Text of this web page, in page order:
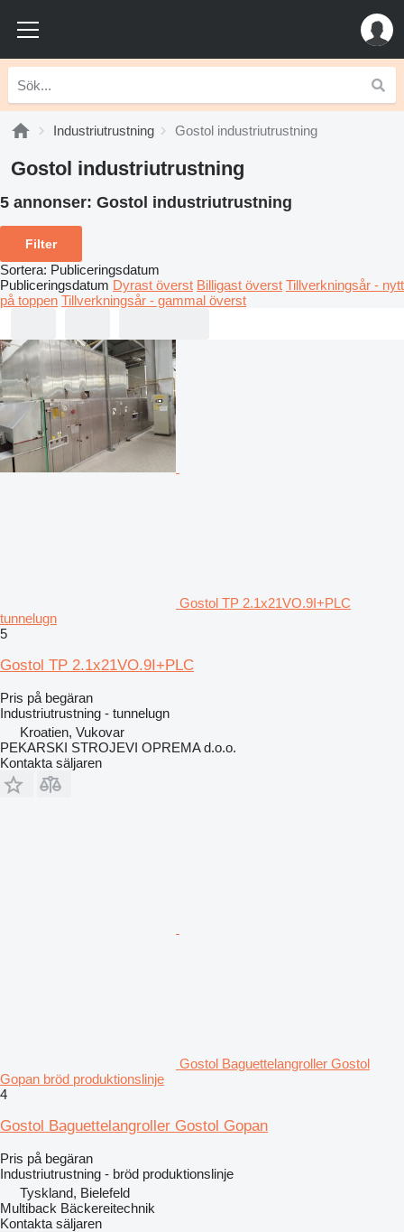
Industriutrustning Gostol industriutrustning
Gostol industriutrustning
5 annonser: Gostol industriutrustning
Filter
Sortera: Publiceringsdatum
Publiceringsdatum Dyrast överst Billigast överst Tillverkningsår - nytt
på toppen Tillverkningsår - gammal överst
Gostol TP 2.1x21VO.9I+PLC
tunnelugn
5
Gostol TP 2.1x21VO.9I+PLC
Pris på begäran
Industriutrustning - tunnelugn
Kroatien, Vukovar
PEKARSKI STROJEVI OPREMA d.o.o.
Kontakta säljaren
Gostol Baguettelangroller Gostol
Gopan bröd produktionslinje
4
Gostol Baguettelangroller Gostol Gopan
Pris på begäran
Industriutrustning - bröd produktionslinje
Tyskland, Bielefeld
Multiback Bäckereitechnik
Kontakta säljaren